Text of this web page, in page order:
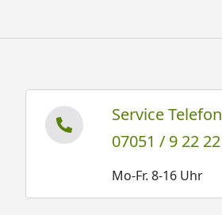
Service Telefon
07051 / 9 22 22
Mo-Fr. 8-16 Uhr